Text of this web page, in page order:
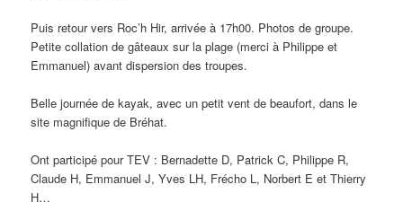
Puis retour vers Roc’h Hir, arrivée à 17h00. Photos de groupe.
Petite collation de gâteaux sur la plage (merci à Philippe et
Emmanuel) avant dispersion des troupes.
Belle journée de kayak, avec un petit vent de beaufort, dans le
site magnifique de Bréhat.
Ont participé pour TEV : Bernadette D, Patrick C, Philippe R,
Claude H, Emmanuel J, Yves LH, Frécho L, Norbert E et Thierry
H…